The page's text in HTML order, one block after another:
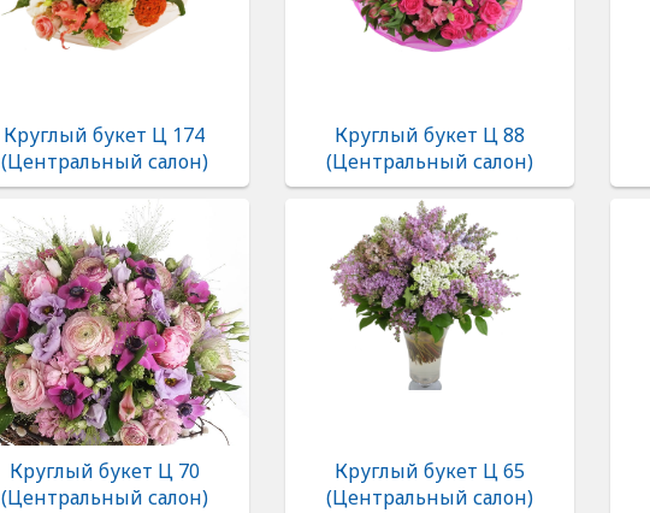
Круглый букет Ц 174
(Центральный салон)
Круглый букет Ц 88
(Центральный салон)
Круглый букет Ц 70
(Центральный салон)
Круглый букет Ц 65
(Центральный салон)